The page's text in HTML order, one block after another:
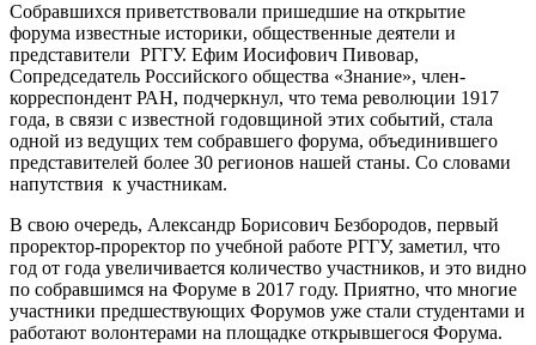
Собравшихся приветствовали пришедшие на открытие
форума известные историки, общественные деятели и
представители РГГУ. Ефим Иосифович Пивовар,
Сопредседатель Российского общества «Знание», член-
корреспондент РАН, подчеркнул, что тема революции 1917
года, в связи с известной годовщиной этих событий, стала
одной из ведущих тем собравшего форума, объединившего
представителей более 30 регионов нашей станы. Со словами
напутствия к участникам.
В свою очередь, Александр Борисович Безбородов, первый
проректор-проректор по учебной работе РГГУ, заметил, что
год от года увеличивается количество участников, и это видно
по собравшимся на Форуме в 2017 году. Приятно, что многие
участники предшествующих Форумов уже стали студентами и
работают волонтерами на площадке открывшегося Форума.